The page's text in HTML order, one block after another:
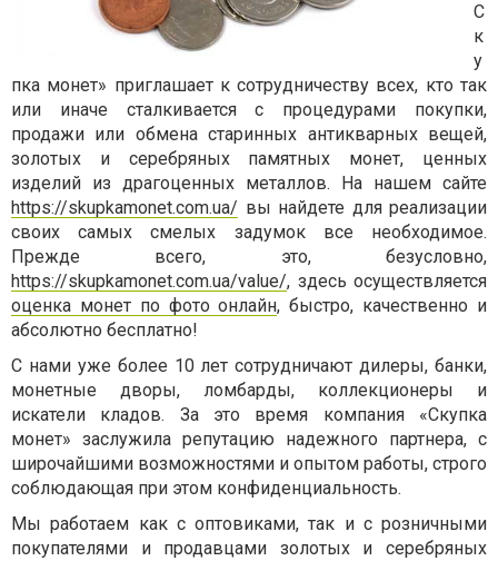
С
к
у
пка монет» приглашает к сотрудничеству всех, кто так
или иначе сталкивается с процедурами покупки,
продажи или обмена старинных антикварных вещей,
золотых и серебряных памятных монет, ценных
изделий из драгоценных металлов. На нашем сайте
https://skupkamonet.com.ua/ вы найдете для реализации
своих самых смелых задумок все необходимое.
Прежде всего, это, безусловно,
https://skupkamonet.com.ua/value/, здесь осуществляется
оценка монет по фото онлайн, быстро, качественно и
абсолютно бесплатно!
С нами уже более 10 лет сотрудничают дилеры, банки,
монетные дворы, ломбарды, коллекционеры и
искатели кладов. За это время компания «Скупка
монет» заслужила репутацию надежного партнера, с
широчайшими возможностями и опытом работы, строго
соблюдающая при этом конфиденциальность.
Мы работаем как с оптовиками, так и с розничными
покупателями и продавцами золотых и серебряных